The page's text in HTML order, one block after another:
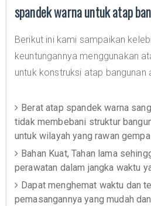
spandek warna untuk atap
Berikut ini kami sampaikan
keuntungannya menggunakan
untuk konstruksi atap bangunan
Berat atap spandek warna
tidak membebani struktur
untuk wilayah yang rawan gempa
Bahan Kuat, Tahan lama
perawatan dalam jangka waktu
Dapat menghemat waktu dan
pemasangannya yang mudah